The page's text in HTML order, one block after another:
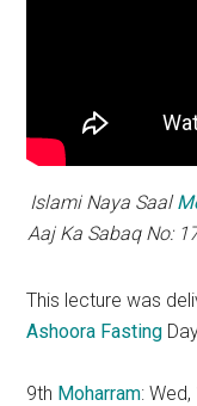
Islami Naya Saal
Aaj Ka Sabaq No:
This lecture was
Ashoora Fasting
9th Moharram: